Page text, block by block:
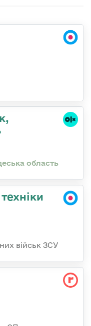
область
військ ЗСУ